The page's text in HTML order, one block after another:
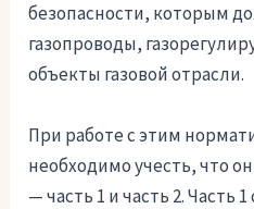
безопасности, которым
газопроводы,
объекты газовой отрасли.
При работе с этим
необходимо учесть, что
— часть 1 и часть 2. Часть